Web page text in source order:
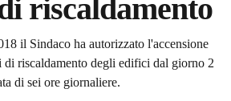
riscaldamento
notizia
il Sindaco ha autorizzato l'accensione
riscaldamento degli edifici dal giorno 2
di sei ore giornaliere.